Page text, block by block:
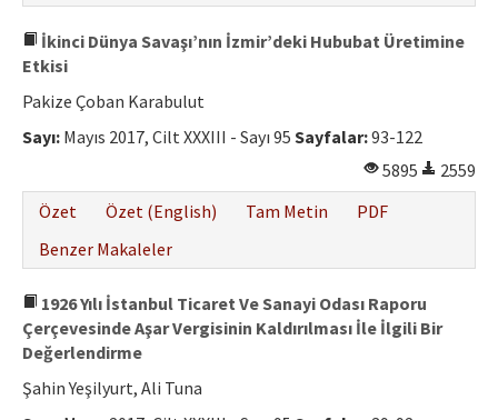
İkinci Dünya Savaşı’nın İzmir’deki Hububat Üretimine
Etkisi
Pakize Çoban Karabulut
Sayı: Mayıs 2017, Cilt XXXIII - Sayı 95 Sayfalar:93-122
5895
2559
Özet
Özet (English) Tam Metin
PDF
Benzer Makaleler
1926 Yılı İstanbul Ticaret Ve Sanayi Odası Raporu
Çerçevesinde Aşar Vergisinin Kaldırılması İle İlgili Bir
Değerlendirme
Şahin Yeşilyurt, Ali Tuna